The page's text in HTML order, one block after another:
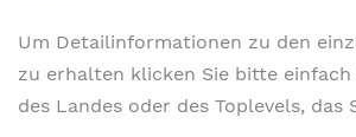
Um Detailinformationen zu den
zu erhalten klicken Sie bitte einfach
des Landes oder des Toplevels, das